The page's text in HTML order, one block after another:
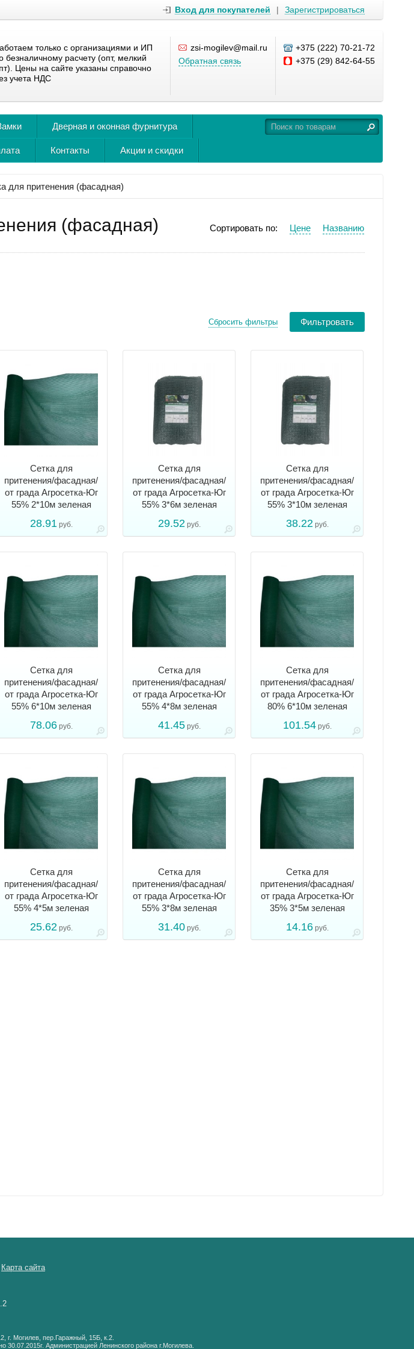
Вход для покупателей | Зарегистрироваться
только с организациями и ИП
безналичному расчету (опт, мелкий
Цены на сайте указаны справочно
учета НДС
zsi-mogilev@mail.ru
Обратная связь
+375 (222) 70-21-72
+375 (29) 842-64-55
Дверная и оконная фурнитура
Контакты Акции и скидки
для притенения (фасадная)
(фасадная) Названию
Цене
Сортировать по:
Сбросить фильтры
Сетка для
притенения/фасадная/
от града Агросетка-Юг
55% 2*10м зеленая
28.91руб.
Сетка для
притенения/фасадная/
от града Агросетка-Юг
55% 3*6м зеленая
29.52руб.
Сетка для
притенения/фасадная/
от града Агросетка-Юг
55% 3*10м зеленая
38.22руб.
Сетка для
притенения/фасадная/
от града Агросетка-Юг
55% 6*10м зеленая
78.06руб.
Сетка для
притенения/фасадная/
от града Агросетка-Юг
55% 4*8м зеленая
41.45руб.
Сетка для
притенения/фасадная/
от града Агросетка-Юг
80% 6*10м зеленая
101.54руб.
Сетка для
притенения/фасадная/
от града Агросетка-Юг
55% 4*5м зеленая
25.62руб.
Сетка для
притенения/фасадная/
от града Агросетка-Юг
55% 3*8м зеленая
31.40руб.
Сетка для
притенения/фасадная/
от града Агросетка-Юг
35% 3*5м зеленая
14.16руб.
Карта сайта
г. Могилев, пер.Гаражный, 15Б, к.2.
Администрацией Ленинского района г.Могилева.